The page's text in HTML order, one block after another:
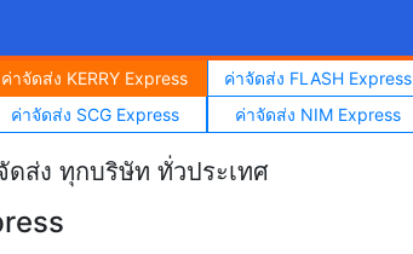
ค่าจัดส่ง KERRY Express
ค่าจัดส่ง FLASH Express
ค่าจัดส่ง SCG Express ค่าจัดส่ง NIM Express
ดส่ง ทุกบริษัท ทั่วประเทศ